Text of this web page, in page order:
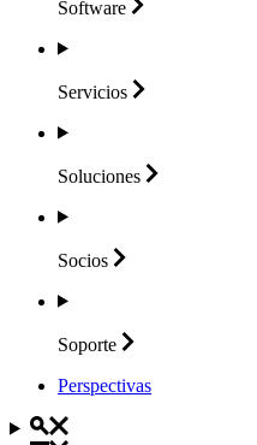
Software
Servicios
Soluciones
Socios
Soporte
Perspectivas